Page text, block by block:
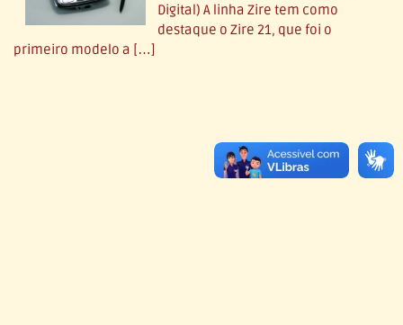
Digital) A linha Zire tem como
destaque o Zire 21, que foi o
primeiro modelo a […]